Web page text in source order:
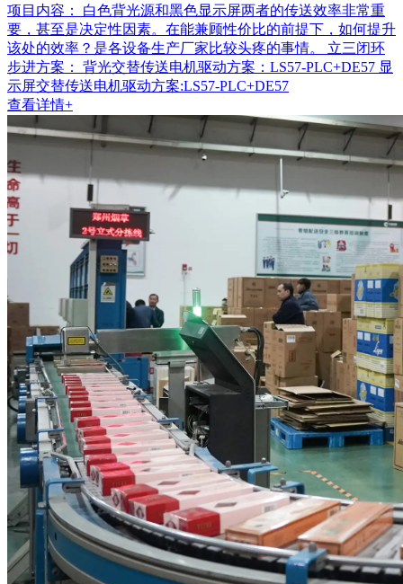
项目内容：
白色背光源和黑色显示屏两者的传送效率非常重
要，甚至是决定性因素。在能兼顾性价比的前提下，如何提升
该处的效率？是各设备生产厂家比较头疼的事情。 立三闭环
步进方案： 背光交替传送电机驱动方案：LS57-PLC+DE57 显
示屏交替传送电机驱动方案:LS57-PLC+DE57
查看详情+